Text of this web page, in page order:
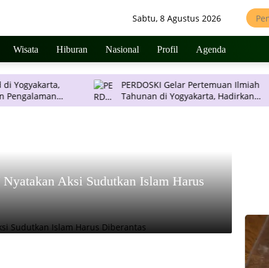
Sabtu, 8 Agustus 2026
Wisata Hiburan Nasional Profil Agenda
PERDOSKI Gelar Pertemuan Ilmiah
Tahunan di Yogyakarta, Hadirkan
Inovasi Dermatologi Terkini
Aksi Sudutkan Islam Harus